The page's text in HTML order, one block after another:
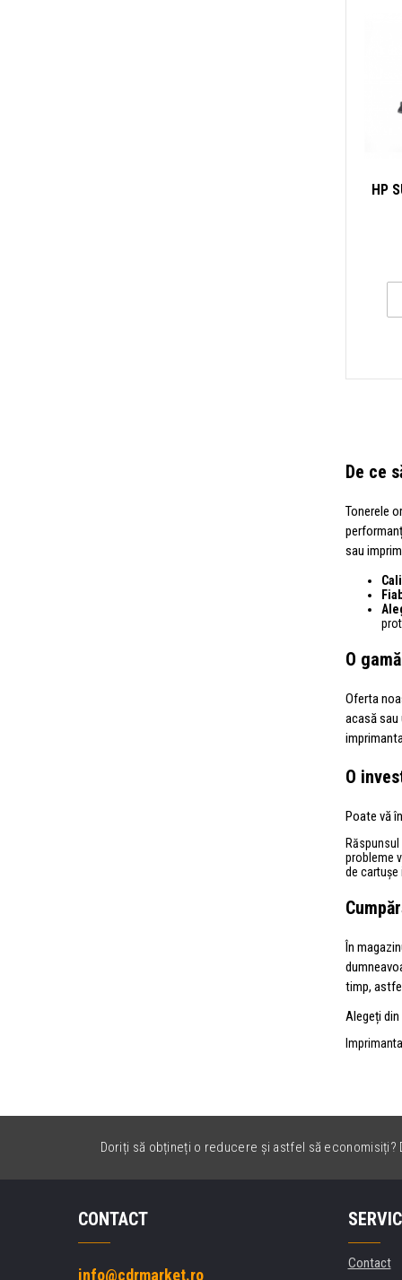
HP
De ce
Tonerele
sau
O
Oferta
acasă
O
Poate vă
probleme
de
În
timp,
Alegeți
Doriți să obțineți o reducere și astfel să
CONTACT
info@cdrmarket.ro
Contact